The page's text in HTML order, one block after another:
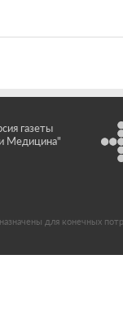
газеты
Медицина"
для конечных